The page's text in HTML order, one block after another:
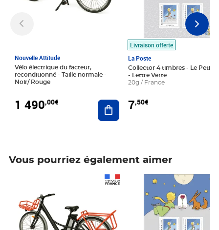
Nouvelle Attitude
Vélo électrique du facteur,
reconditionné - Taille normale -
Noir/ Rouge
1 490,00€ Ajouter au panier
Livraison offerte
La Poste
Collector 4 timbres - Le Petit
- Lettre Verte
20g / France
7,50€
Vous pourriez également aimer
Prix 7,50€